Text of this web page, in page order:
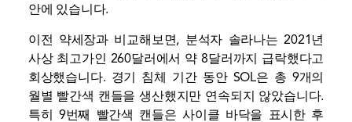
안에 있습니다.
이전 약세장과 비교해보면, 분석자 솔라나는 2021년
사상 최고가인 260달러에서 약 8달러까지 급락했다고
회상했습니다. 경기 침체 기간 동안 SOL은 총 9개의
월별 빨간색 캔들을 생산했지만 연속되지 않았습니다.
특히 9번째 빨간색 캔들은 사이클 바닥을 표시한 후